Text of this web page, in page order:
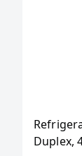
Duplex,